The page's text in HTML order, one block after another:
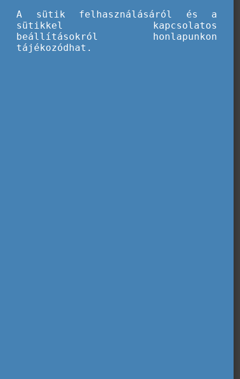
A sütik felhasználásáról és a
sütikkel kapcsolatos
beállításokról honlapunkon
tájékozódhat.